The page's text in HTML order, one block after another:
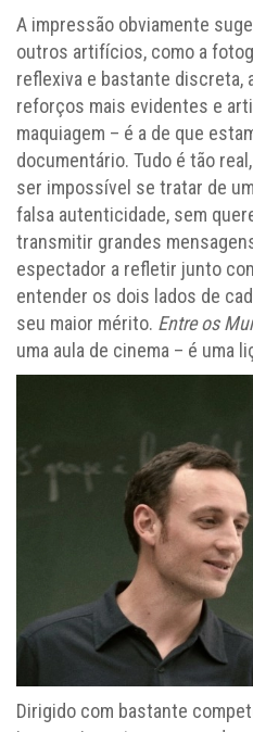
A impressão obviamente
outros artifícios, como a
reflexiva e bastante discreta,
reforços mais evidentes e
maquiagem – é a de que
documentário. Tudo é tão
ser impossível se tratar de
falsa autenticidade, sem
transmitir grandes
espectador a refletir junto
entender os dois lados de
seu maior mérito. Entre os
uma aula de cinema – é uma
Dirigido com bastante